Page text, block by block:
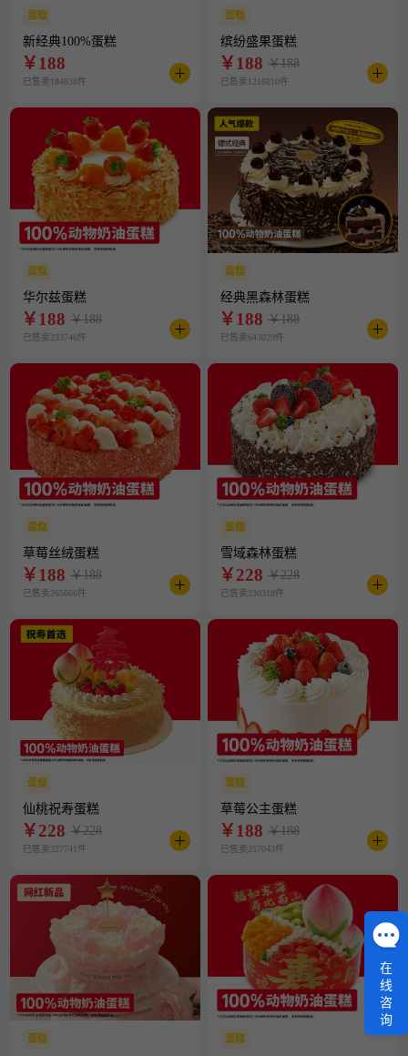
蛋糕
新经典100%蛋糕
￥188
已售卖184838件
蛋糕
缤纷盛果蛋糕
￥188 ￥188
已售卖1216810件
蛋糕
华尔兹蛋糕
￥188 ￥188
已售卖233746件
蛋糕
经典黑森林蛋糕
￥188 ￥188
已售卖643029件
蛋糕
草莓丝绒蛋糕
￥188 ￥188
已售卖265666件
蛋糕
雪域森林蛋糕
￥228 ￥228
已售卖230318件
蛋糕
仙桃祝寿蛋糕
￥228 ￥228
已售卖327741件
蛋糕
草莓公主蛋糕
￥188 ￥188
已售卖257043件
蛋糕 蛋糕
在
线
咨
询